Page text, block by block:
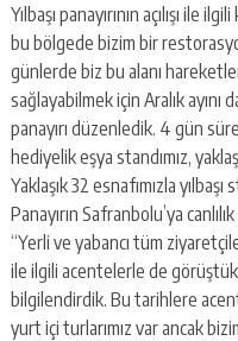
Yılbaşı panayırının açılışı ile
bu bölgede bizim bir
günlerde biz bu alanı
sağlayabilmek için Aralık ayını
panayırı düzenledik. 4 gün
hediyelik eşya standımız,
Yaklaşık 32 esnafımızla
Panayırın Safranbolu’ya
“Yerli ve yabancı tüm
ile ilgili acentelerle de
bilgilendirdik. Bu tarihlere
yurt içi turlarımız var ancak